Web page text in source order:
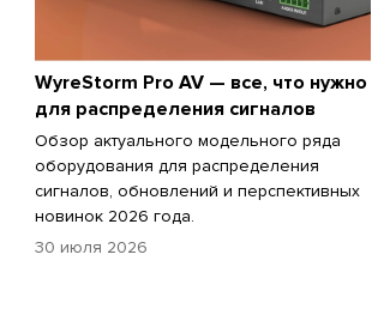
WyreStorm Pro AV — все, что нужно
для распределения сигналов
Обзор актуального модельного ряда
оборудования для распределения
сигналов, обновлений и перспективных
новинок 2026 года.
30 июля 2026